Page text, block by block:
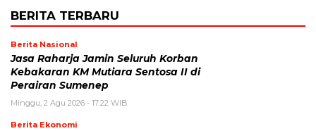
BERITA TERBARU
Berita Nasional
Jasa Raharja Jamin Seluruh Korban
Kebakaran KM Mutiara Sentosa II di
Perairan Sumenep
Minggu, 2 Agu 2026 - 17:22 WIB
Berita Ekonomi